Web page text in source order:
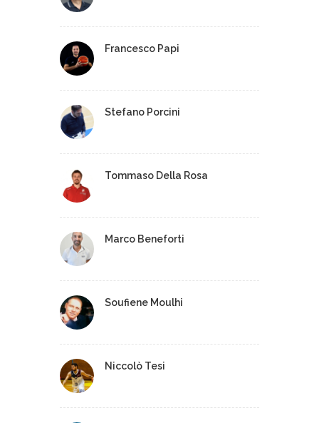
Francesco Papi
Stefano Porcini
Tommaso Della Rosa
Marco Beneforti
Soufiene Moulhi
Niccolò Tesi